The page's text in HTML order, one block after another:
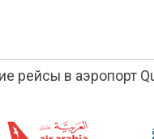
рейсы в аэропорт